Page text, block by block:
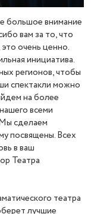
большое внимание
вам за то, что
очень ценно.
инициатива.
регионов, чтобы
спектакли можно
на более
всеми
сделаем
посвящены. Всех
в ваш
Театра
театра
лучшие